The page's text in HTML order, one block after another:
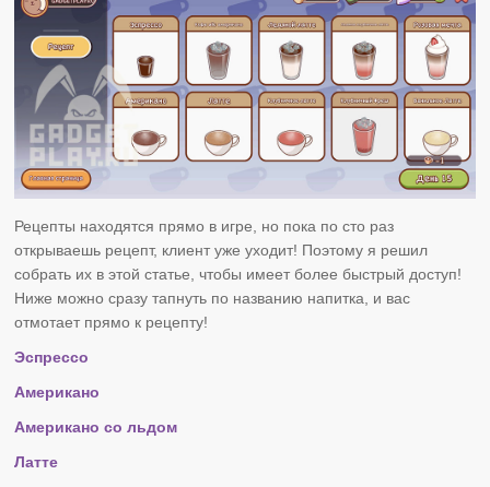
Рецепты находятся прямо в игре, но пока по сто раз
открываешь рецепт, клиент уже уходит! Поэтому я решил
собрать их в этой статье, чтобы имеет более быстрый доступ!
Ниже можно сразу тапнуть по названию напитка, и вас
отмотает прямо к рецепту!
Эспрессо
Американо
Американо со льдом
Латте